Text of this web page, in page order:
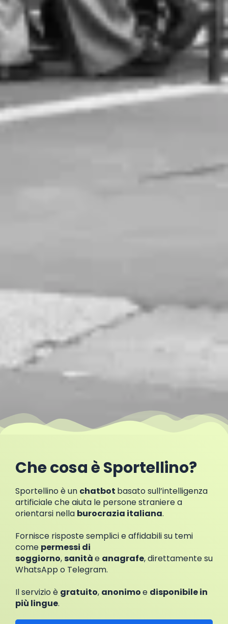
Che cosa è Sportellino?
Sportellino è un chatbot basato sull’intelligenza
artificiale che aiuta le persone straniere a
orientarsi nella burocrazia italiana.
Fornisce risposte semplici e affidabili su temi
come permessi di
soggiorno,sanitàe anagrafe, direttamente su
WhatsApp o Telegram.
Il servizio è gratuito, anonimoe disponibile in
più lingue.